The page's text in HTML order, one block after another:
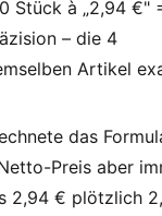
Stück à „2,94 €"
– die 4
Artikel
das
Preis aber
2,94 € plötzlich